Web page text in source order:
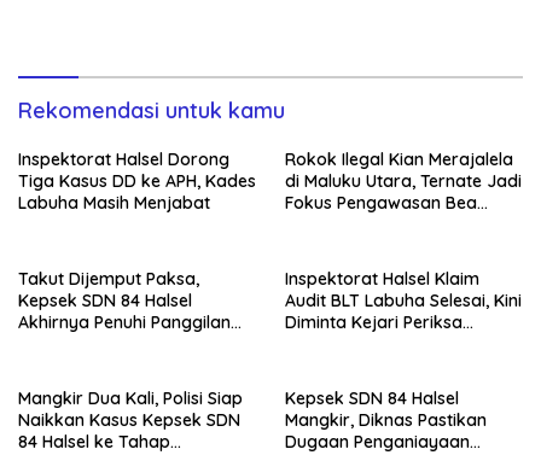
Rekomendasi untuk kamu
Inspektorat Halsel Dorong
Tiga Kasus DD ke APH, Kades
Labuha Masih Menjabat
Rokok Ilegal Kian Merajalela
di Maluku Utara, Ternate Jadi
Fokus Pengawasan Bea
Takut Dijemput Paksa,
Kepsek SDN 84 Halsel
Akhirnya Penuhi Panggilan
Inspektorat Halsel Klaim
Audit BLT Labuha Selesai, Kini
Diminta Kejari Periksa
Mangkir Dua Kali, Polisi Siap
Naikkan Kasus Kepsek SDN
84 Halsel ke Tahap
Kepsek SDN 84 Halsel
Mangkir, Diknas Pastikan
Dugaan Penganiayaan